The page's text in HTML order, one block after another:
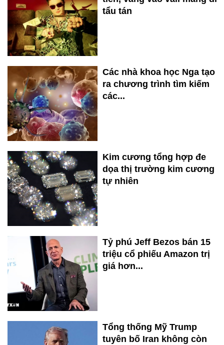
tẩu tán
Các nhà khoa học Nga tạo
ra chương trình tìm kiếm
các...
Kim cương tổng hợp đe
dọa thị trường kim cương
tự nhiên
Tỷ phú Jeff Bezos bán 15
triệu cổ phiếu Amazon trị
giá hơn...
Tổng thống Mỹ Trump
tuyên bố Iran không còn